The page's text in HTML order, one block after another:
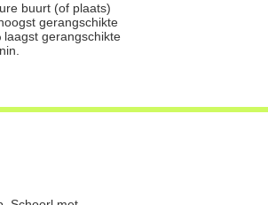
buurt (of plaats)
gerangschikte
gerangschikte